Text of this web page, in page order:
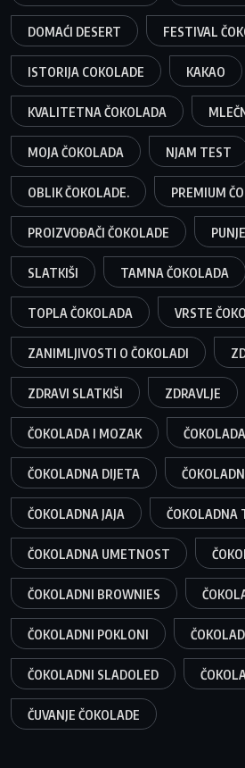
DOMAĆI DESERT FESTIVAL
ISTORIJA COKOLADE KAKAO
KVALITETNA ČOKOLADA
MOJA ČOKOLADA NJAM TEST
OBLIK ČOKOLADE. PREMIUM
PROIZVOĐAČI ČOKOLADE
SLATKIŠI TAMNA ČOKOLADA
TOPLA ČOKOLADA VRSTE
ZANIMLJIVOSTI O ČOKOLADI
ZDRAVI SLATKIŠI ZDRAVLJE
ČOKOLADA I MOZAK
ČOKOLADNA DIJETA
ČOKOLADNA JAJA ČOKOLADNA
ČOKOLADNA UMETNOST
ČOKOLADNI BROWNIES
ČOKOLADNI POKLONI
ČOKOLADNI SLADOLED
ČUVANJE ČOKOLADE